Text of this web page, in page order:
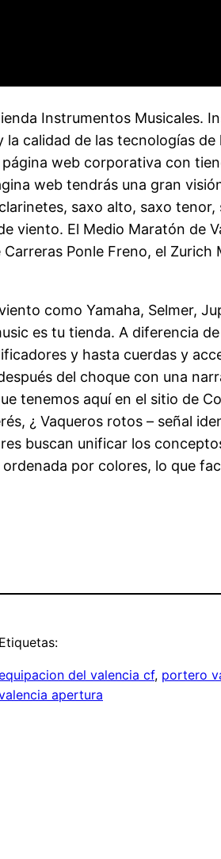
Instrumentos Musicales.
calidad de las tecnologías
web corporativa con
web tendrás una gran
saxo alto, saxo
viento. El Medio Maratón de
Ponle Freno, el
como Yamaha, Selmer,
es tu tienda. A diferencia
y hasta cuerdas y
del choque con una
tenemos aquí en el sitio de
¿ Vaqueros rotos – señal
buscan unificar los
por colores, lo que
Etiquetas:
del valencia cf, portero
apertura